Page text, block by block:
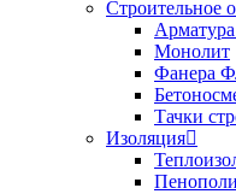
Строительное
Монолит
Фанера
Тачки
Изоляция